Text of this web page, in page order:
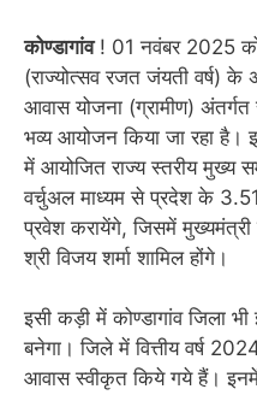
कोण्डागांव! 01 नवंबर 2025 को
(राज्योत्सव रजत जंयती वर्ष) के
आवास योजना (ग्रामीण)
भव्य आयोजन किया जा रहा है।
में आयोजित राज्य स्तरीय मुख्य
वर्चुअल माध्यम से प्रदेश के
प्रवेश करायेंगे, जिसमें मुख्यमंत्री
श्री विजय शर्मा शामिल होंगे।
इसी कड़ी में कोण्डागांव जिला
बनेगा। जिले में वित्तीय वर्ष
आवास स्वीकृत किये गये हैं।